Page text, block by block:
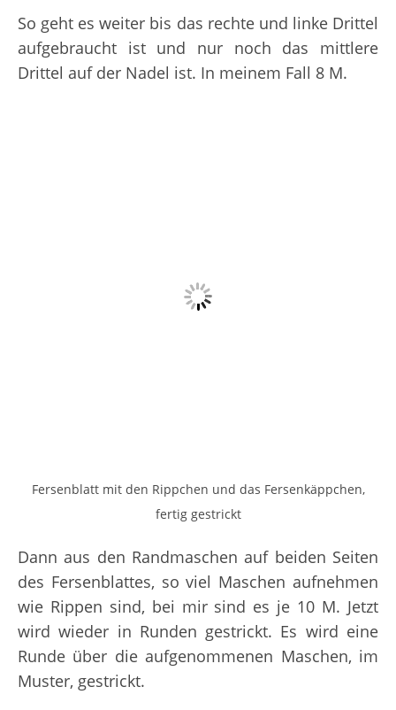
So geht es weiter bis das rechte und linke Drittel
aufgebraucht ist und nur noch das mittlere
Drittel auf der Nadel ist. In meinem Fall 8 M.
Fersenblatt mit den Rippchen und das Fersenkäppchen,
fertig gestrickt
Dann aus den Randmaschen auf beiden Seiten
des Fersenblattes, so viel Maschen aufnehmen
wie Rippen sind, bei mir sind es je 10 M. Jetzt
wird wieder in Runden gestrickt. Es wird eine
Runde über die aufgenommenen Maschen, im
Muster, gestrickt.